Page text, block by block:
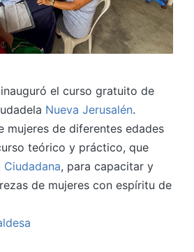
el curso gratuito de
Nueva Jerusalén.
mujeres de diferentes edades
teórico y práctico, que
Ciudadana, para capacitar y
de mujeres con espíritu de